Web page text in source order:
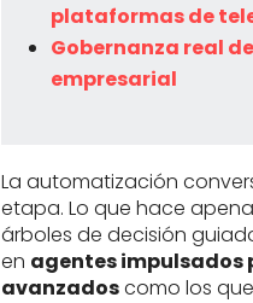
plataformas de
Gobernanza real
empresarial
La automatización
etapa. Lo que hace
árboles de decisión
en agentes impulsados
avanzadoscomo los